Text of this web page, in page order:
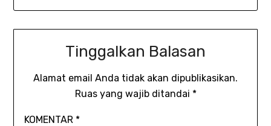
Tinggalkan Balasan
Alamat email Anda tidak akan dipublikasikan.
Ruas yang wajib ditandai *
KOMENTAR *